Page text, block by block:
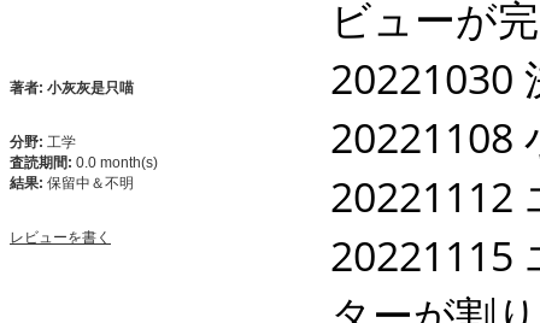
著者: 小灰灰是只喵
分野: 工学
査読期間: 0.0 month(s)
結果: 保留中＆不明
レビューを書く
ビューが
20221030
20221108
20221112
20221115